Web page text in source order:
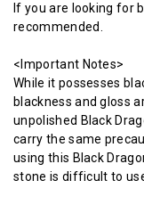
If you are looking for
recommended.
<Important Notes>
While it possesses
blackness and gloss
unpolished Black
carry the same
using this Black
stone is difficult to